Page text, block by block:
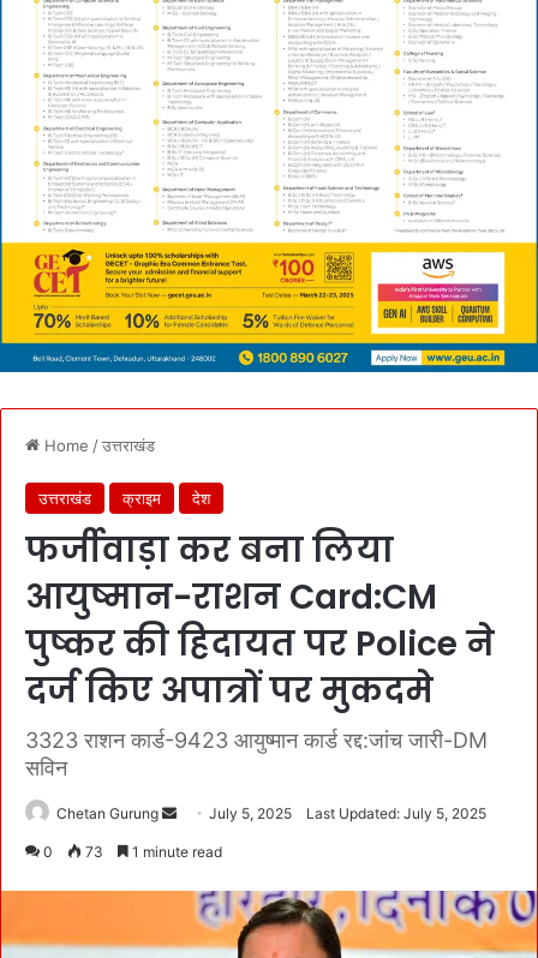
Home /उत्तराखंड
उत्तराखंड क्राइम देश
फर्जीवाड़ा कर बना लिया
आयुष्मान-राशन Card:CM
पुष्कर की हिदायत पर Police ने
दर्ज किए अपात्रों पर मुकदमे
3323 राशन कार्ड-9423 आयुष्मान कार्ड रद्द:जांच जारी-DM
सविन
Chetan Gurung July 5, 2025 Last Updated: July 5, 2025
0 73 1 minute read